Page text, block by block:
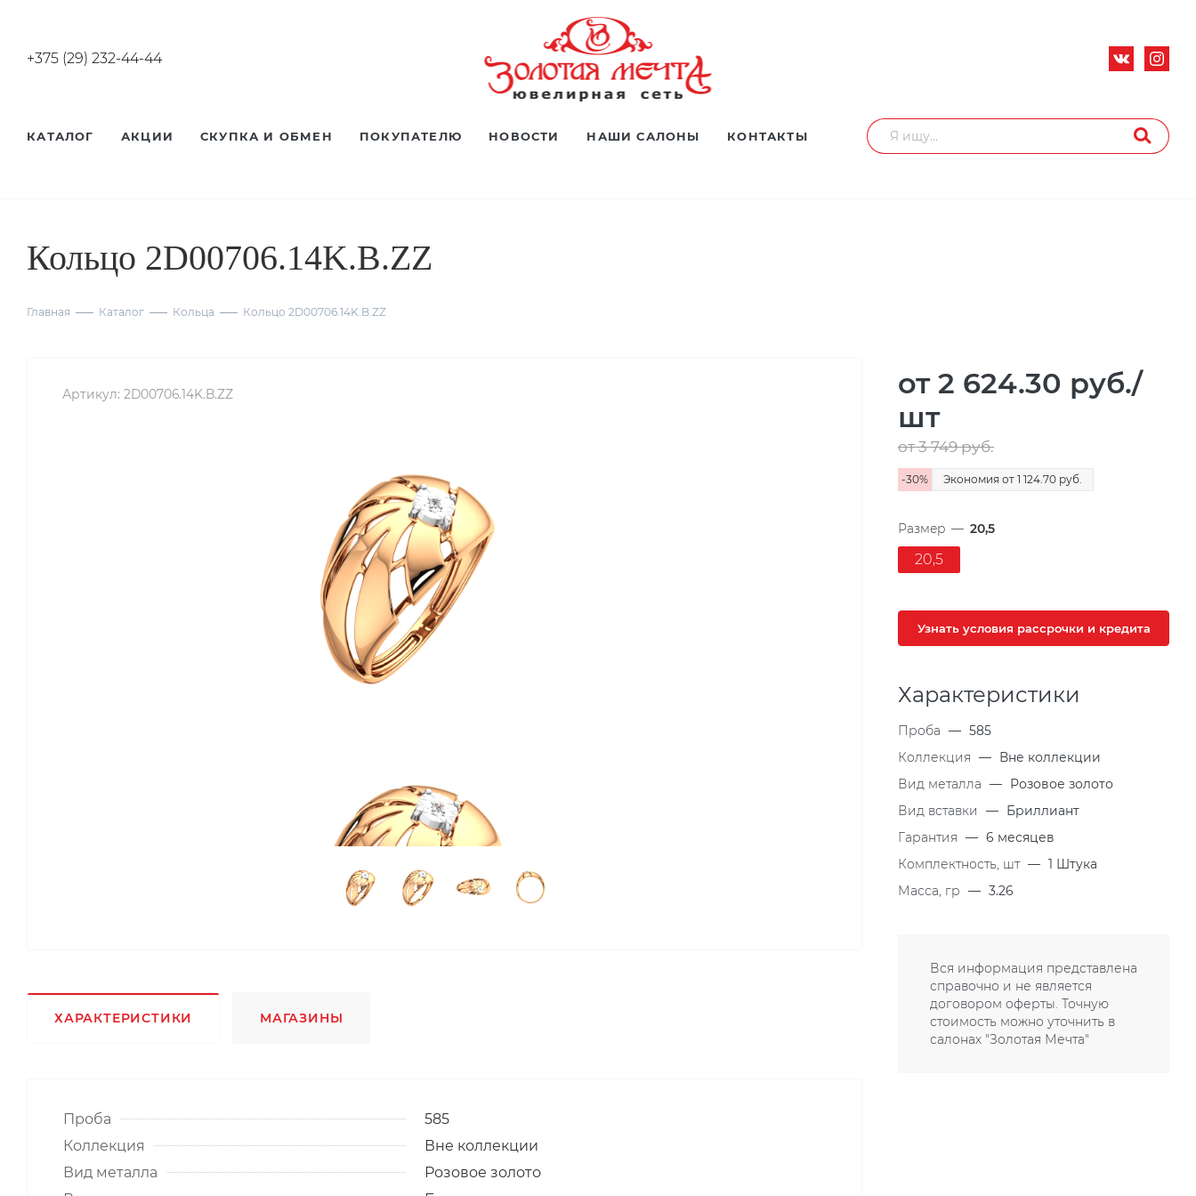
+375 (29) 232-44-44
КАТАЛОГ АКЦИИ СКУПКА И ОБМЕН ПОКУПАТЕЛЮ НОВОСТИ НАШИ САЛОНЫ КОНТАКТЫ
Кольцо 2D00706.14K.B.ZZ
Главная Каталог Кольца Кольцо 2D00706.14K.B.ZZ
Артикул: 2D00706.14K.B.ZZ
ХАРАКТЕРИСТИКИ МАГАЗИНЫ
Проба
585
Коллекция
Вне коллекции
Вид металла
Розовое золото
от 2 624.30 руб./
шт
от 3 749руб.
-30% Экономия от 1 124.70 руб.
Размер — 20,5
20,5
Узнать условия рассрочки и кредита
Характеристики
Проба — 585
Коллекция — Вне коллекции
Вид металла — Розовое золото
Вид вставки
— Бриллиант
Гарантия — 6 месяцев
Комплектность, шт — 1 Штука
Масса, гр — 3.26
Вся информация представлена
справочно и не является
договором оферты. Точную
стоимость можно уточнить в
салонах "Золотая Мечта"